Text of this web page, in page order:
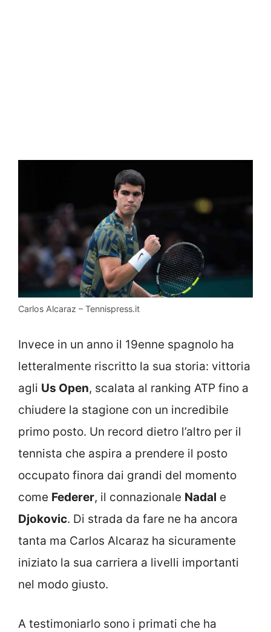
Carlos Alcaraz – Tennispress.it
Invece in un anno il 19enne spagnolo ha
letteralmente riscritto la sua storia: vittoria
agli Us Open, scalata al ranking ATP fino a
chiudere la stagione con un incredibile
primo posto. Un record dietro l’altro per il
tennista che aspira a prendere il posto
occupato finora dai grandi del momento
come Federer, il connazionale Nadal e
Djokovic. Di strada da fare ne ha ancora
tanta ma Carlos Alcaraz ha sicuramente
iniziato la sua carriera a livelli importanti
nel modo giusto.
A testimoniarlo sono i primati che ha